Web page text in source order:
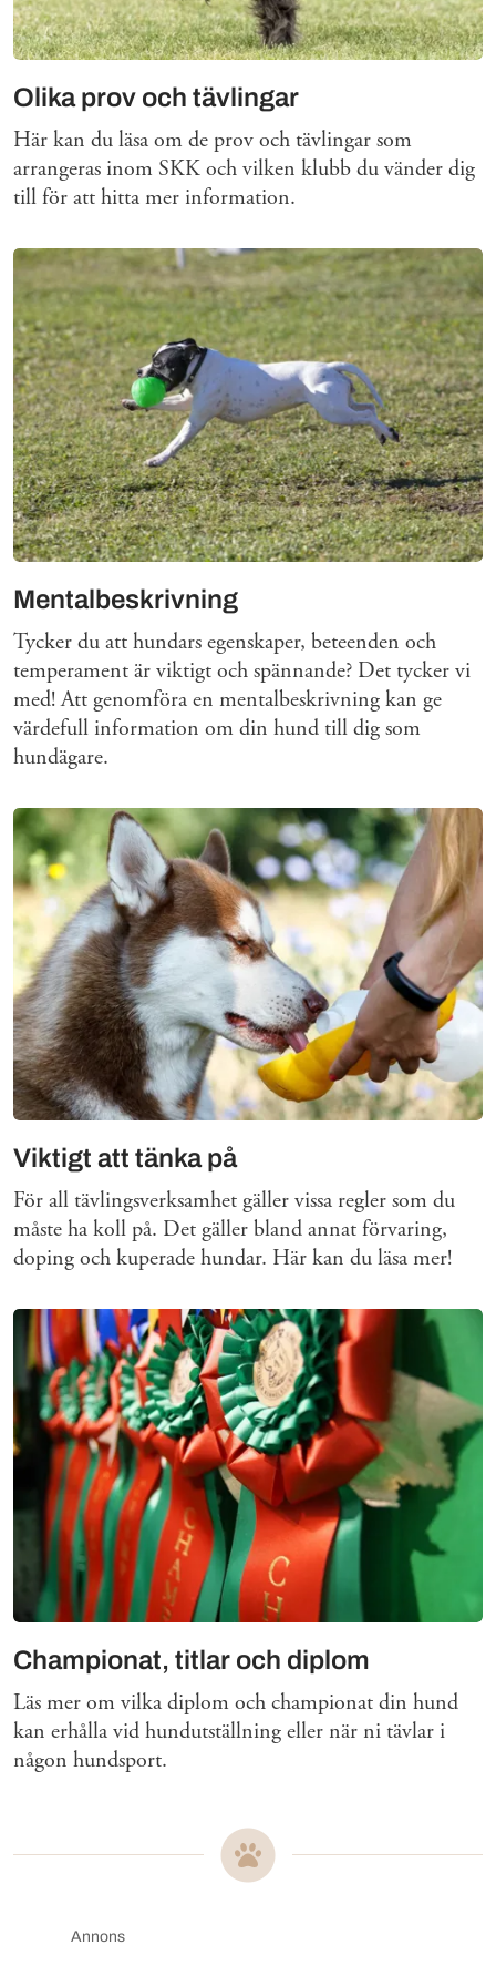
Olika prov och tävlingar
Här kan du läsa om de prov och tävlingar som
arrangeras inom SKK och vilken klubb du vänder dig
till för att hitta mer information.
Mentalbeskrivning
Tycker du att hundars egenskaper, beteenden och
temperament är viktigt och spännande? Det tycker vi
med! Att genomföra en mentalbeskrivning kan ge
värdefull information om din hund till dig som
hundägare.
Viktigt att tänka på
För all tävlingsverksamhet gäller vissa regler som du
måste ha koll på. Det gäller bland annat förvaring,
doping och kuperade hundar. Här kan du läsa mer!
Championat, titlar och diplom
Läs mer om vilka diplom och championat din hund
kan erhålla vid hundutställning eller när ni tävlar i
någon hundsport.
Annons